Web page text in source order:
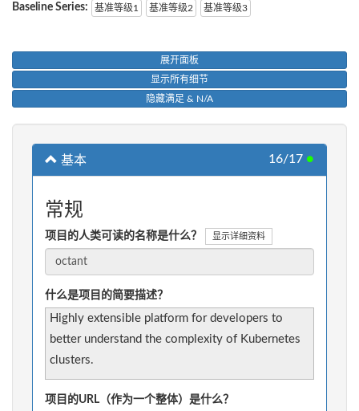
Baseline Series: 基准等级1 基准等级2 基准等级3
展开面板
显示所有细节
隐藏满足 & N/A
基本 16/17 ●
常规
项目的人类可读的名称是什么？ 显示详细资料
什么是项目的简要描述？
Highly extensible platform for developers to
better understand the complexity of Kubernetes
clusters.
项目的URL（作为一个整体）是什么？